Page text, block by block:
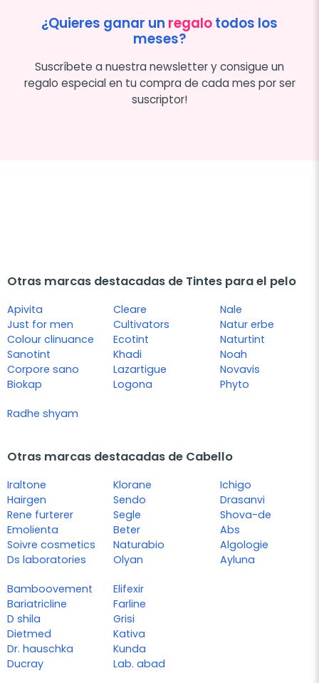
¿Quieres ganar un regalotodos los
meses?
Suscríbete a nuestra newsletter y consigue un
regalo especial en tu compra de cada mes por ser
suscriptor!
Otras marcas destacadas de Tintes para el pelo
Apivita
Just for men
Colour clinuance
Sanotint
Corpore sano
Biokap
Cleare
Cultivators
Ecotint
Khadi
Lazartigue
Logona
Nale
Natur erbe
Naturtint
Noah
Novavis
Phyto
Radhe shyam
Otras marcas destacadas de Cabello
Iraltone
Hairgen
Rene furterer
Emolienta
Soivre cosmetics
Ds laboratories
Klorane
Sendo
Segle
Beter
Naturabio
Olyan
Ichigo
Drasanvi
Shova-de
Abs
Algologie
Ayluna
Bamboovement
Bariatricline
D shila
Dietmed
Dr. hauschka
Ducray
Elifexir
Farline
Grisi
Kativa
Kunda
Lab. abad